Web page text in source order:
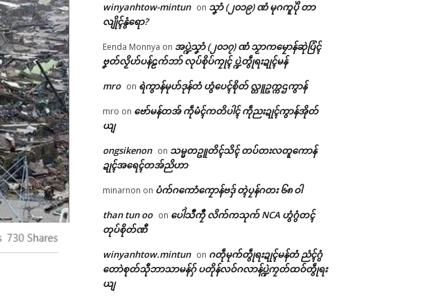
winyanhtow-mintun on သၞာံ (၂၀၁၉) ဏံ မုဂကူပိုဲ တာ
လျိုၚ်နွံရော?
Eenda Monnya on အပ္ဍဲသၞာံ (၂၀၁၇) ဏံ သၟာကမၠောန်ဆုဲပြံၚ်
ဗၞတ်လၟိဟ်ပန်ဠက်ဘာ် လုပ်စိုပ်ကၠုၚ် ပ္ဍဲတွဵုရးဍုၚ်မန်
mro on ရဲကွာန်မုဟ်ဒုန်တံ ဟွံပေၚ်စိုတ် လ္တူဥက္ကဌကွာန်
mro on ဗော်မန်တအ် ကဵုမံၚ်ကတိပါၚ် ကဵုညးဍုၚ်ကွာန်အိုတ်
ယျ
ongsikenon on သမ္မတဥူတိၚ်သိၚ် တပ်တးလတူကောန်
ဍုၚ်အရေၚ်တအ်ညိဟာ
minarnon on ပံက်ဂကောံကၠောန်ဗဒှ် တ္ၚဲပၠန်ဂတး ၆၈ ဝါ
than tun oo on ပေါဲသဳကၠဳ လိက်ကသုက် NCA ဟွံဂွံတၚ်
တုပ်စိုတ်ဏီ
winyanhtow.mintun on ဂတဵုမုက်တွဵုရးဍုၚ်မန်တံ ညံၚ်ဂွံ
တောဲစုတ်သီုဘာသာမန်ဂှ် ပတိုန်လဝ်ဂလာန်ပ္ဍဲကၠတ်ထဝ်တွဵုရး
ယျ